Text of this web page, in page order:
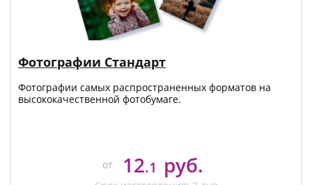
Фотографии Стандарт
Фотографии самых распространенных форматов на
высококачественной фотобумаге.
от 12.1 руб.